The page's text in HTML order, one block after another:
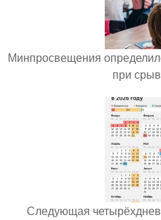
Минпросвещения
при
Следующая